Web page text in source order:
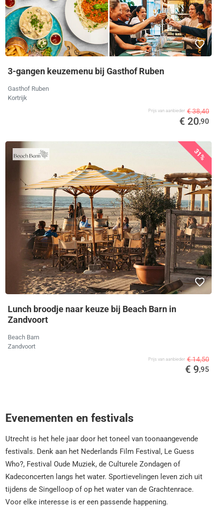
3-gangen keuzemenu bij Gasthof Ruben
Gasthof Ruben
Kortrijk
Prijs van aanbieder € 38,40
€ 20,90
31%
Lunch broodje naar keuze bij Beach Barn in
Zandvoort
Beach Barn
Zandvoort
Prijs van aanbieder € 14,50
€ 9,95
Evenementen en festivals
Utrecht is het hele jaar door het toneel van toonaangevende
festivals. Denk aan het Nederlands Film Festival, Le Guess
Who?, Festival Oude Muziek, de Culturele Zondagen of
Kadeconcerten langs het water. Sportievelingen leven zich uit
tijdens de Singelloop of op het water van de Grachtenrace.
Voor elke interesse is er een passende happening.